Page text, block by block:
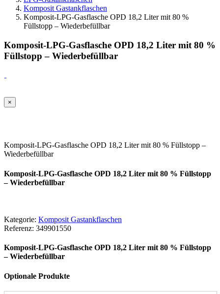
Komposit Gastankflaschen
Komposit-LPG-Gasflasche OPD 18,2 Liter mit 80 %
Füllstopp – Wiederbefüllbar
Komposit-LPG-Gasflasche OPD 18,2 Liter mit 80 %
Füllstopp – Wiederbefüllbar
×
Komposit-LPG-Gasflasche OPD 18,2 Liter mit 80 % Füllstopp –
Wiederbefüllbar
Komposit-LPG-Gasflasche OPD 18,2 Liter mit 80 % Füllstopp
– Wiederbefüllbar
Kategorie: Komposit Gastankflaschen
Referenz: 349901550
Komposit-LPG-Gasflasche OPD 18,2 Liter mit 80 % Füllstopp
– Wiederbefüllbar
Optionale Produkte